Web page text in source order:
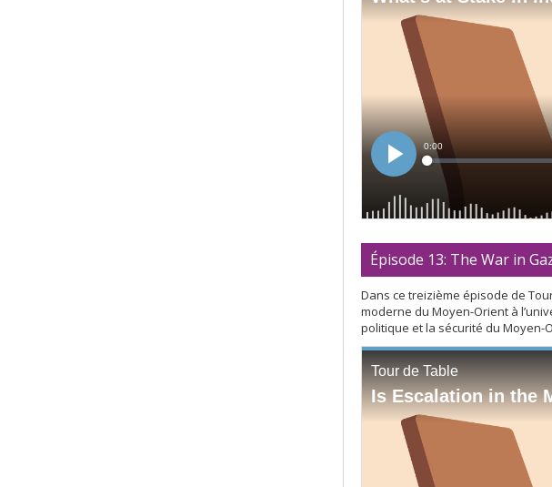
Épisode 13: The War in
Dans ce treizième épisode de
moderne du Moyen-Orient à
politique et la sécurité du Moyen-